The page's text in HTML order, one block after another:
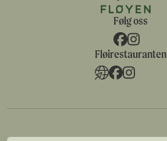
Følg oss
Fløirestauranten